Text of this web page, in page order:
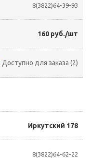
8(3822)64-39-93
160 руб./шт
Доступно для заказа (2)
Иркутский 178
8(3822)64-62-22